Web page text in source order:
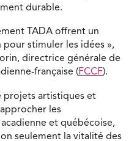
durable.
TADA offrent un
pour stimuler les idées »,
directrice générale de
française (FCCF).
projets artistiques et
les
et québécoise,
seulement la vitalité des